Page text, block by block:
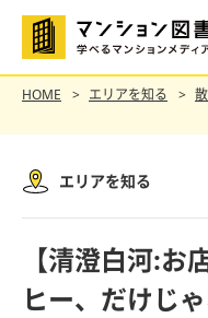
HOME エリアを知る
エリアを知る
【清澄白河:
ヒー、だけじ